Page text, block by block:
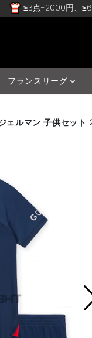
≥3点-2000円、
フランスリーグ
ェルマン 子供セット